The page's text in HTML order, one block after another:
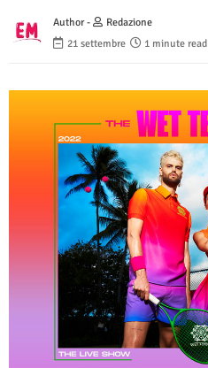
Author -
Redazione
21 settembre
1 minute read